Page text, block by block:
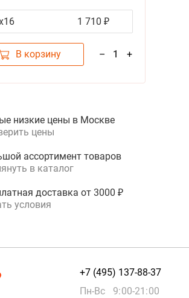
1 710 ₽
В корзину – 1 +
низкие цены в Москве
цены
ассортимент товаров
в каталог
доставка от 3000 ₽
условия
+7 (495) 137-88-37
Пн-Вс 9:00-21:00